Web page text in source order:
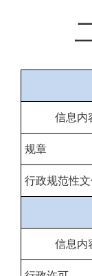
信息内
规章
行政规范性
信息内